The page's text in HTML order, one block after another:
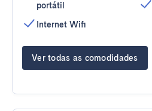
portátil
Internet Wifi
Ver todas as comodidades